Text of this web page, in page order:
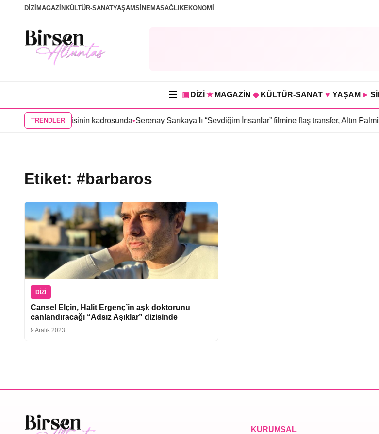
DİZİ MAGAZİN KÜLTÜR-SANATYAŞAMSİNEMASAĞLIKEKONOMİ
☰ ▣ DİZİ ★ MAGAZİN ◆ KÜLTÜR-SANAT ♥ YAŞAM ▸
TRENDLER
Sevda” dizisinin kadrosunda•Serenay Sarıkaya’lı “Sevdiğim İnsanlar” filmine flaş transfer, Altın
Etiket: #barbaros
DIZI
Cansel Elçin, Halit Ergenç’in aşk doktorunu
canlandıracağı “Adsız Aşıklar” dizisinde
9 Aralık 2023
KURUMSAL